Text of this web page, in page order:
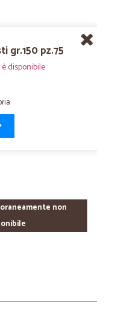
gr.150 pz.75
disponibile
non